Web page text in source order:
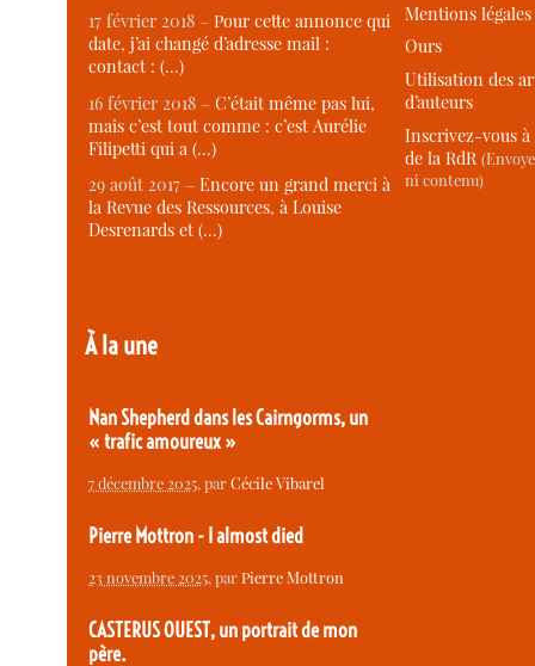
17 février 2018 –Pour cette annonce qui
date, j’ai changé d’adresse mail :
contact : (…)
16 février 2018 –C’était même pas lui,
mais c’est tout comme : c’est Aurélie
Filipetti qui a (…)
29 août 2017 –Encore un grand merci à
la Revue des Ressources, à Louise
Desrenards et (…)
À la une
Nan Shepherd dans les Cairngorms, un
« trafic amoureux »
7 décembre 2025, parCécile Vibarel
Pierre Mottron - I almost died
23 novembre 2025, parPierre Mottron
CASTERUS OUEST, un portrait de mon
père.
Mentions légales
Ours
Utilisation des
d’auteurs
Inscrivez-vous
de la RdR
ni contenu)